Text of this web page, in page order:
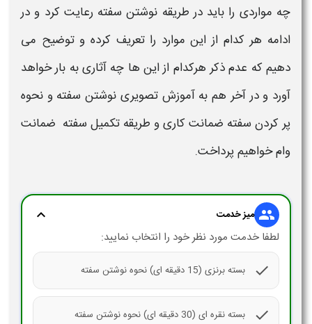
چه مواردی را باید در طریقه نوشتن سفته رعایت کرد و در
ادامه هر کدام از این موارد را تعریف کرده و توضیح می
دهیم که عدم ذکر هرکدام از این ها چه آثاری به بار خواهد
آورد و در آخر هم بهآموزش تصویری نوشتن سفته و نحوه
پر کردن سفته ضمانت کاری و طریقه تکمیل سفته ضمانت
وامخواهیم پرداخت.
group میز خدمت expand_more
لطفا خدمت مورد نظر خود را انتخاب نمایید:
check بسته برنزی (15 دقیقه ای) نحوه نوشتن سفته
check بسته نقره ای (30 دقیقه ای) نحوه نوشتن سفته